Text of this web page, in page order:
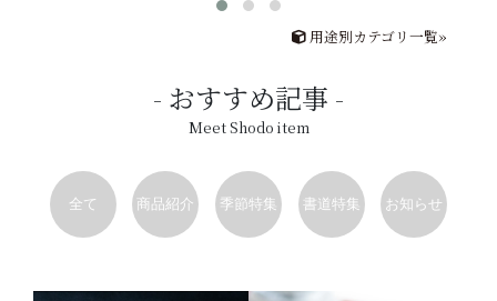
用途別カテゴリ一覧»
おすすめ記事
Meet Shodo item
全て 商品紹介 季節特集 書道特集 お知らせ